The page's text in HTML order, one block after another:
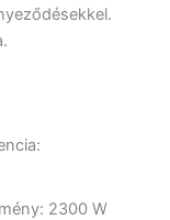
2300 W